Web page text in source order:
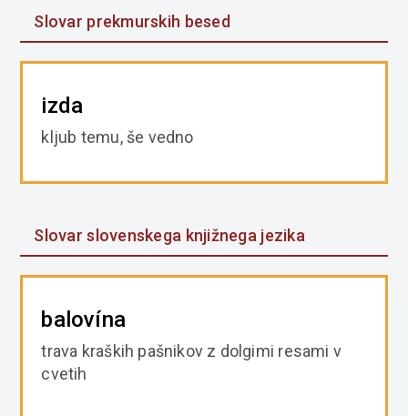
Slovar prekmurskih besed
izda
kljub temu, še vedno
Slovar slovenskega knjižnega jezika
balovína
trava kraških pašnikov z dolgimi resami v
cvetih